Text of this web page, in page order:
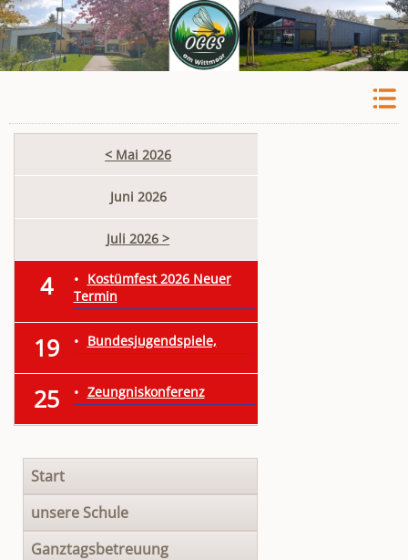
< Mai 2026
Juni 2026
Juli 2026 >
4
Kostümfest 2026 Neuer
Termin
19 Bundesjugendspiele,
25 Zeungniskonferenz
Navigation
überspringen
Start
unsere Schule
Ganztagsbetreuung